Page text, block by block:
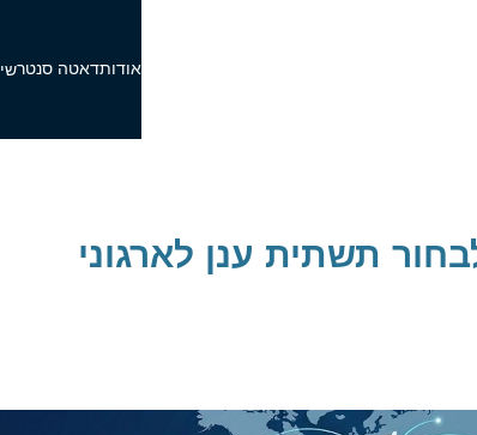
אודותדאטה סנטר
תשתית ענן לארגוני